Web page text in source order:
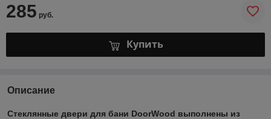
285 руб.
Купить
Описание
Стеклянные двери для бани DoorWood выполнены из